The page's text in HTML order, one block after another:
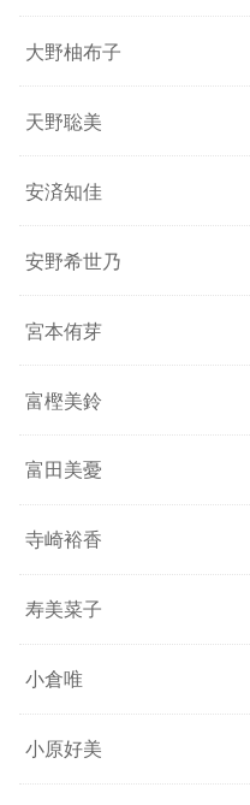
大野柚布子
天野聡美
安済知佳
安野希世乃
宮本侑芽
富樫美鈴
富田美憂
寺崎裕香
寿美菜子
小倉唯
小原好美